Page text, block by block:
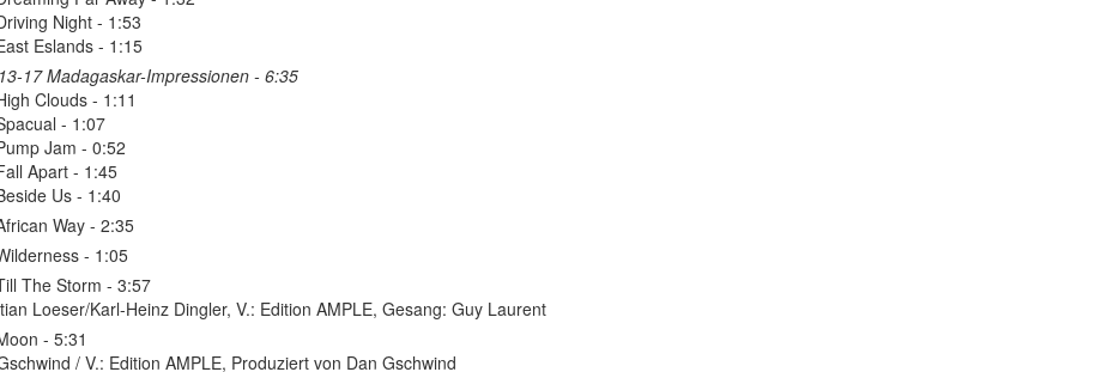
Night - 1:53
Eslands - 1:15
17 Madagaskar-Impressionen - 6:35
Clouds - 1:11
- 1:07
Jam - 0:52
Apart - 1:45
Us - 1:40
Way - 2:35
- 1:05
The Storm - 3:57
Loeser/Karl-Heinz Dingler, V.: Edition AMPLE, Gesang: Guy Laurent
- 5:31
/ V.: Edition AMPLE, Produziert von Dan Gschwind